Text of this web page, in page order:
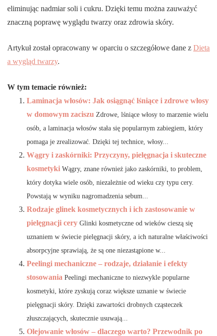
eliminując nadmiar soli i cukru. Dzięki temu można zauważyć
znaczną poprawę wyglądu twarzy oraz zdrowia skóry.
Artykuł został opracowany w oparciu o szczegółowe dane z Dieta
a wygląd twarzy.
W tym temacie również:
Laminacja włosów: Jak osiągnąć lśniące i zdrowe włosy
w domowym zaciszu Zdrowe, lśniące włosy to marzenie wielu
osób, a laminacja włosów stała się popularnym zabiegiem, który
pomaga je zrealizować. Dzięki tej technice, włosy...
Wągry i zaskórniki: Przyczyny, pielęgnacja i skuteczne
kosmetyki Wągry, znane również jako zaskórniki, to problem,
który dotyka wiele osób, niezależnie od wieku czy typu cery.
Powstają w wyniku nagromadzenia sebum...
Rodzaje glinek kosmetycznych i ich zastosowanie w
pielęgnacji cery Glinki kosmetyczne od wieków cieszą się
uznaniem w świecie pielęgnacji skóry, a ich naturalne właściwości
absorpcyjne sprawiają, że są one niezastąpione w...
Peelingi mechaniczne – rodzaje, działanie i efekty
stosowania Peelingi mechaniczne to niezwykle popularne
kosmetyki, które zyskują coraz większe uznanie w świecie
pielęgnacji skóry. Dzięki zawartości drobnych cząsteczek
złuszczających, skutecznie usuwają...
Olejowanie włosów – dlaczego warto? Przewodnik po